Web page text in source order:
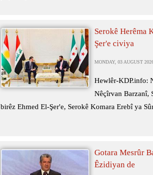
Serokê Herêma
Şer'e civiya
MONDAY, 03 AUGUST
Hewlêr-KDP.info:
Nêçîrvan Barzanî,
birêz Ehmed El-Şer'e, Serokê Komara Erebî ya
Gotara Mesrûr
Êzidiyan de